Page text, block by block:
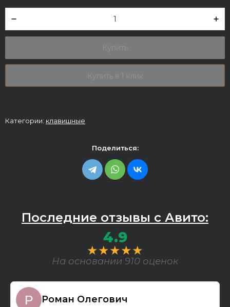
Купить
Купить в 1 клик
Категории: клавишные
Поделиться:
Последние отзывы с Авито:
4.9
★★★★★
На основании 910 оценок
Роман Олегович